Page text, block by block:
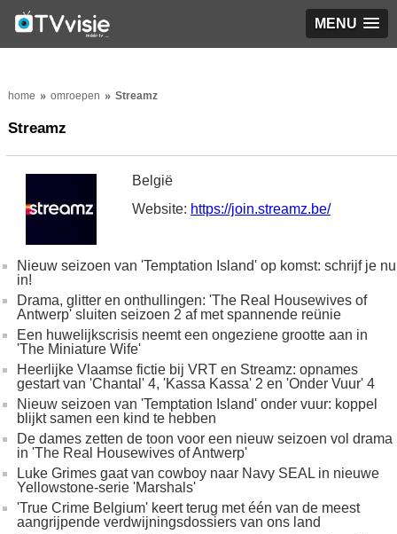
MENU
home omroepen Streamz
Streamz
België
Website: https://join.streamz.be/
Nieuw seizoen van 'Temptation Island' op komst: schrijf je nu
in!
Drama, glitter en onthullingen: 'The Real Housewives of
Antwerp' sluiten seizoen 2 af met spannende reünie
Een huwelijkscrisis neemt een ongeziene grootte aan in
'The Miniature Wife'
Heerlijke Vlaamse fictie bij VRT en Streamz: opnames
gestart van 'Chantal' 4, 'Kassa Kassa' 2 en 'Onder Vuur' 4
Nieuw seizoen van 'Temptation Island' onder vuur: koppel
blijkt samen een kind te hebben
De dames zetten de toon voor een nieuw seizoen vol drama
in 'The Real Housewives of Antwerp'
Luke Grimes gaat van cowboy naar Navy SEAL in nieuwe
Yellowstone-serie 'Marshals'
'True Crime Belgium' keert terug met één van de meest
aangrijpende verdwijningsdossiers van ons land